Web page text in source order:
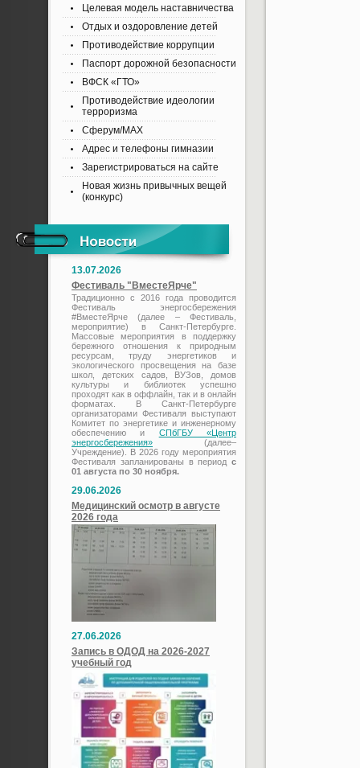
Целевая модель наставничества
Отдых и оздоровление детей
Противодействие коррупции
Паспорт дорожной безопасности
ВФСК «ГТО»
Противодействие идеологии
терроризма
Сферум/MAX
Адрес и телефоны гимназии
Зарегистрироваться на сайте
Новая жизнь привычных вещей
(конкурс)
13.07.2026
Фестиваль "ВместеЯрче"
Традиционно с 2016 года проводится
Фестиваль энергосбережения
#ВместеЯрче (далее – Фестиваль,
мероприятие) в Санкт-Петербурге.
Массовые мероприятия в поддержку
бережного отношения к природным
ресурсам, труду энергетиков и
экологического просвещения на базе
школ, детских садов, ВУЗов, домов
культуры и библиотек успешно
проходят как в оффлайн, так и в онлайн
форматах. В Санкт-Петербурге
организаторами Фестиваля выступают
Комитет по энергетике и инженерному
обеспечению и СПбГБУ «Центр
энергосбережения» (далее–
Учреждение). В 2026 году мероприятия
Фестиваля запланированы в период с
01 августа по 30 ноября.
29.06.2026
Медицинский осмотр в августе
2026 года
27.06.2026
Запись в ОДОД на 2026-2027
учебный год